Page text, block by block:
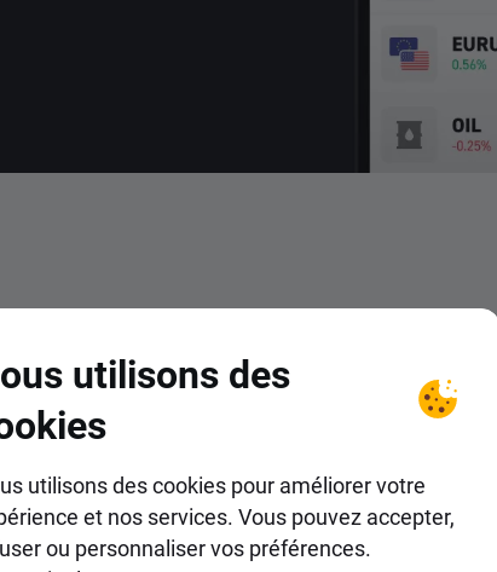
le CFD EUR/CNH
utilisons des
utilisons des cookies pour améliorer votre
et nos services. Vous pouvez accepter,
ou personnaliser vos préférences.